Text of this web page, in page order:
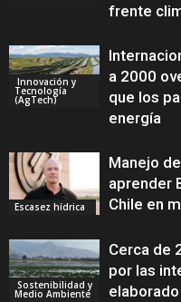
frente
Innovación y
Tecnología
(AgTech)
a 2000
que los
energía
Escasez hídrica
Manejo
aprender
Chile en
Sostenibilidad y
Medio Ambiente
Cerca de
por las